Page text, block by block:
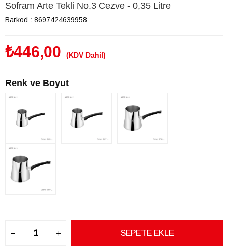
Sofram Arte Tekli No.3 Cezve - 0,35 Litre
Barkod : 8697424639958
₺446,00 (KDV Dahil)
Renk ve Boyut